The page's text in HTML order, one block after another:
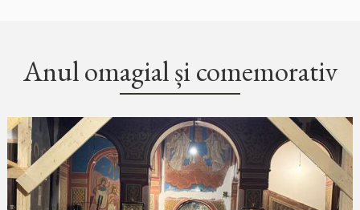
Anul omagial și comemorativ